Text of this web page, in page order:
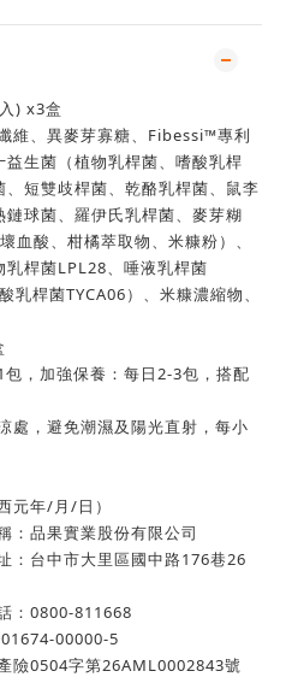
) x3盒
維、異麥芽寡糖、Fibessi™專利
生菌（植物乳桿菌、嗜酸乳桿
短雙歧桿菌、乾酪乳桿菌、鼠李
球菌、羅伊氏乳桿菌、麥芽糊
血酸、柑橘萃取物、米糠粉）、
桿菌LPL28、唾液乳桿菌
桿菌TYCA06）、米糠濃縮物、
，加強保養：每日2-3包，搭配
，避免潮濕及陽光直射，每小
元年/月/日）
品果實業股份有限公司
台中市大里區國中路176巷26
：0800-811668
00000-5
險0504字第26AML0002843號